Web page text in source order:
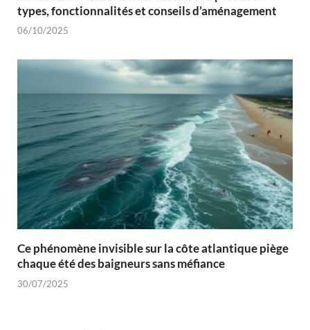
types, fonctionnalités et conseils d’aménagement
06/10/2025
Ce phénomène invisible sur la côte atlantique piège
chaque été des baigneurs sans méfiance
30/07/2025